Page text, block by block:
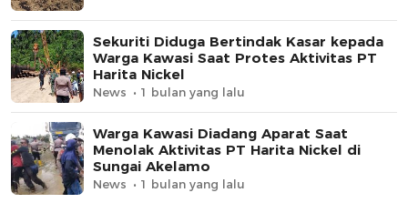
Sekuriti Diduga Bertindak Kasar kepada
Warga Kawasi Saat Protes Aktivitas PT
Harita Nickel
News 1 bulan yang lalu
Warga Kawasi Diadang Aparat Saat
Menolak Aktivitas PT Harita Nickel di
Sungai Akelamo
News 1 bulan yang lalu